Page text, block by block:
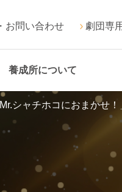
お問い合わせ 劇団専
養成所について
シャチホコにおまかせ！